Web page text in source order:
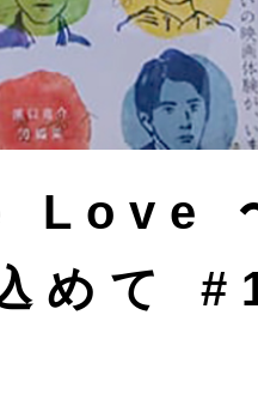
〜
めて